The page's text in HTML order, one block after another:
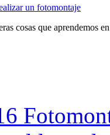
un fotomontaje
cosas que aprendemos